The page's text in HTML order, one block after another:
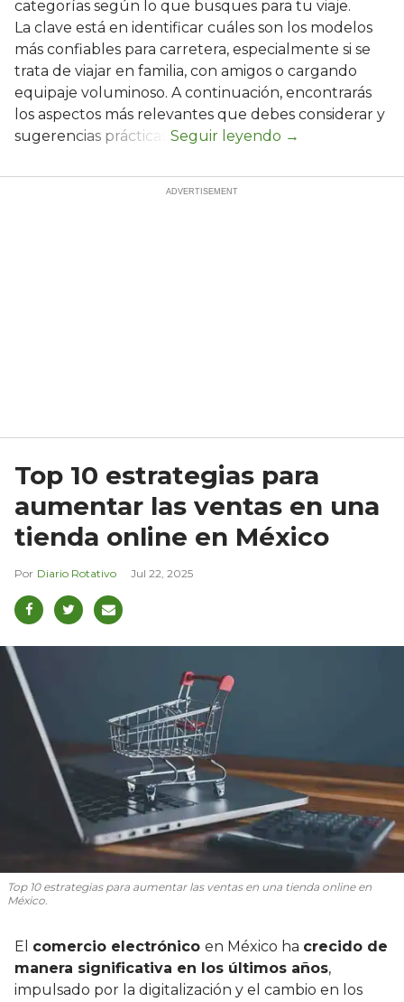
categorías según lo que busques para tu viaje.
La clave está en identificar cuáles son los modelos
más confiables para carretera, especialmente si se
trata de viajar en familia, con amigos o cargando
equipaje voluminoso. A continuación, encontrarás
los aspectos más relevantes que debes considerar y
sugerencias prácticas.
Top 10 estrategias para
aumentar las ventas en una
tienda online en México
Diario Rotativo Jul 22, 2025
Top 10 estrategias para aumentar las ventas en una tienda online en
México.
El comercio electrónico en México ha crecido de
manera significativa en los últimos años,
impulsado por la digitalización y el cambio en los